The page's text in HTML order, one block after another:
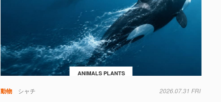
ANIMALS PLANTS
動物 シャチ 2026.07.31 FRI